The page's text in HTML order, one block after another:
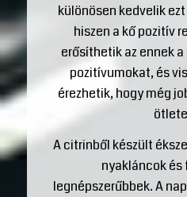
különösen kedvelik
hiszen a kő pozitív
erősíthetik az ennek
pozitívumokat, és
érezhetik, hogy még
A citrinből készült
nyakláncok és
legnépszerűbbek. A